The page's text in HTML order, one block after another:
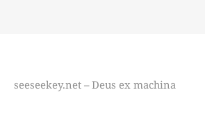
seeseekey.net – Deus ex machina